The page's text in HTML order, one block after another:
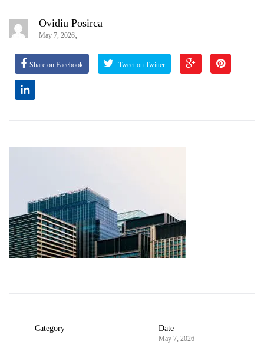
Ovidiu Posirca
May 7, 2026,
Share on Facebook Tweet on Twitter
Category Date
May 7, 2026